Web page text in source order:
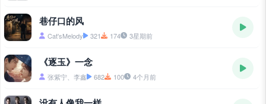
巷仔口的风
Cat'sMelody 321 174 3星期前
《逐玉》一念
张紫宁、李鑫 682 100 4个月前